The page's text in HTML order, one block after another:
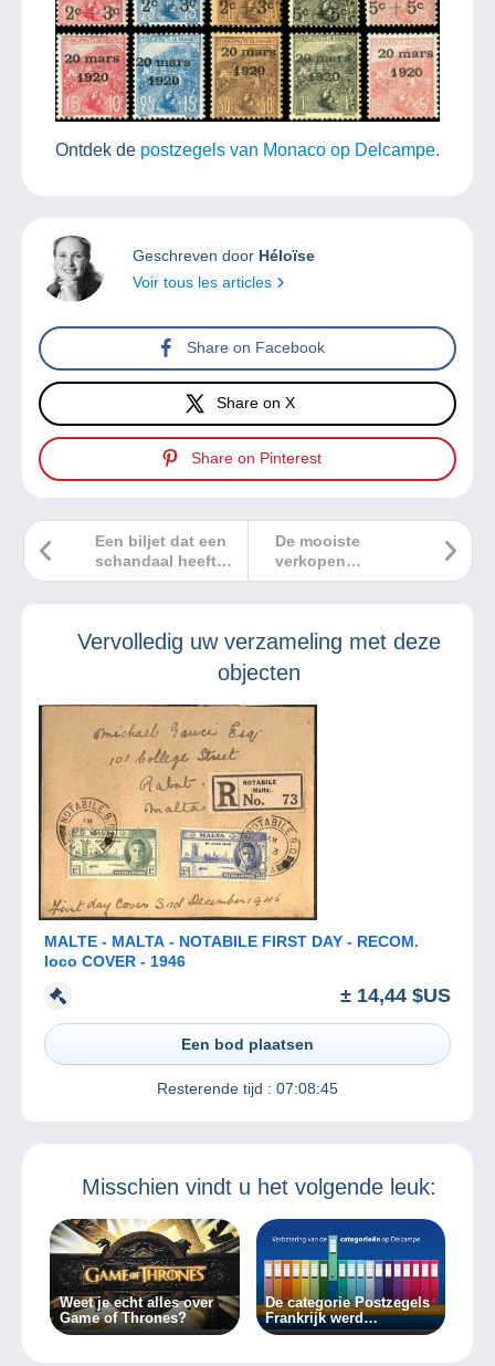
Ontdek de postzegels van Monaco op Delcampe.
Geschreven door Héloïse
Voir tous les articles
Share on Facebook
Share on X
Share on Pinterest
De mooiste
verkopen
Delcampe april
Een biljet dat een
schandaal heeft
veroorzaakt!
Vervolledig uw verzameling met deze
objecten
MALTE - MALTA - NOTABILE FIRST DAY - RECOM.
loco COVER - 1946
± 14,44 $US
Een bod plaatsen
Resterende tijd : 07:08:45
Misschien vindt u het volgende leuk:
Weet je echt alles over
Game of Thrones?
De categorie Postzegels
Frankrijk werd
bijgewerkt op Delcampe